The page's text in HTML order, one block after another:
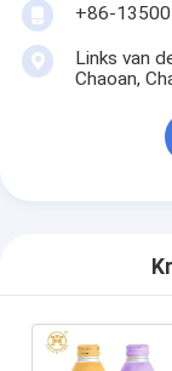
+86-
Links van
Chaoan,